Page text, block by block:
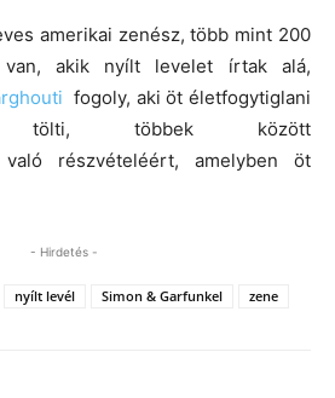
amerikai zenész, több mint 200
van, akik nyílt levelet írtak alá,
fogoly, aki öt életfogytiglani
tölti, többek között
való részvételéért, amelyben öt
- Hirdetés -
nyílt levél Simon & Garfunkel zene